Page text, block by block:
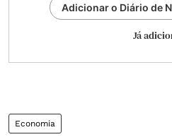
Adicionar o Diário de
Já
Economia